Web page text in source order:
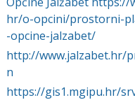
hr/o-opcini/prostorni-
-opcine-jalzabet/
http://www.jalzabet.hr/
n
https://gis1.mgipu.hr/